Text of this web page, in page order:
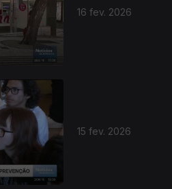
16 fev. 2026
15 fev. 2026